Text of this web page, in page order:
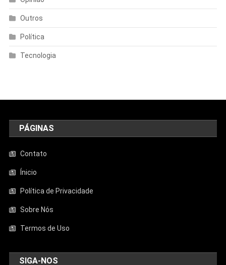
Outros
Política
Tecnologia
PÁGINAS
Contato
Ínicio
Política de Privacidade
Sobre Nós
Termos de Uso
SIGA-NOS